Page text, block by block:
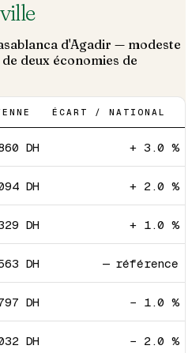
d'Agadir — modeste
deux économies de
ÉCART / NATIONAL
DH + 3.0 %
DH + 2.0 %
DH + 1.0 %
DH — référence
DH − 1.0 %
DH − 2.0 %